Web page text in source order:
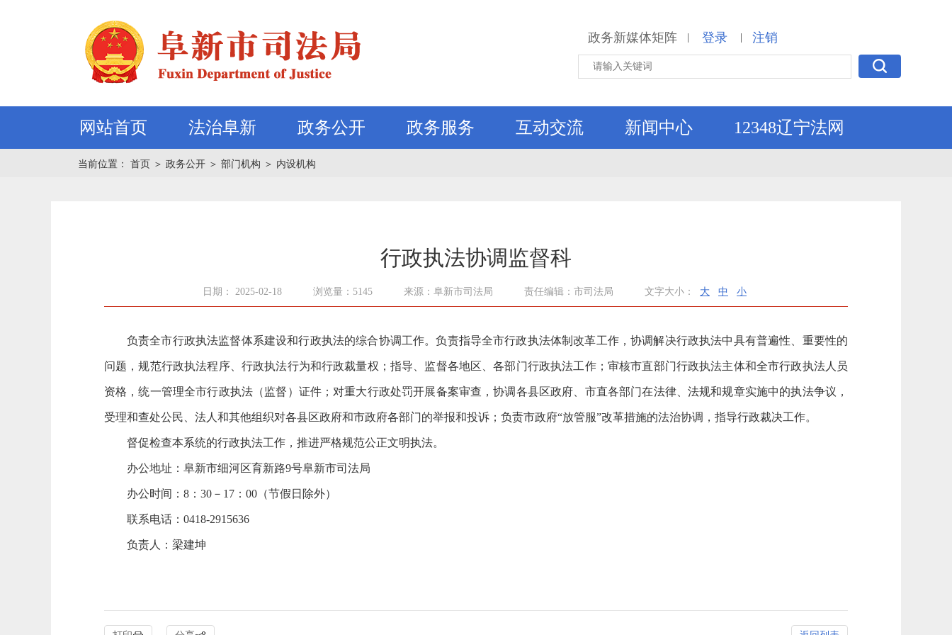
政务新媒体矩阵 | 登录 | 注销
网站首页 法治阜新 政务公开 政务服务 互动交流 新闻中心 12348辽宁法网
当前位置： 首页 ＞ 政务公开 ＞ 部门机构 ＞ 内设机构
行政执法协调监督科
日期： 2025-02-18 浏览量：5145 来源：阜新市司法局 责任编辑：市司法局 文字大小： 大 中 小
负责全市行政执法监督体系建设和行政执法的综合协调工作。负责指导全市行政执法体制改革工作，协调解决行政执法中具有普遍性、重要性的
问题，规范行政执法程序、行政执法行为和行政裁量权；指导、监督各地区、各部门行政执法工作；审核市直部门行政执法主体和全市行政执法人员
资格，统一管理全市行政执法（监督）证件；对重大行政处罚开展备案审查，协调各县区政府、市直各部门在法律、法规和规章实施中的执法争议，
受理和查处公民、法人和其他组织对各县区政府和市政府各部门的举报和投诉；负责市政府“放管服”改革措施的法治协调，指导行政裁决工作。
督促检查本系统的行政执法工作，推进严格规范公正文明执法。
办公地址：阜新市细河区育新路9号阜新市司法局
办公时间：8：30－17：00（节假日除外）
联系电话：0418-2915636
负责人：梁建坤